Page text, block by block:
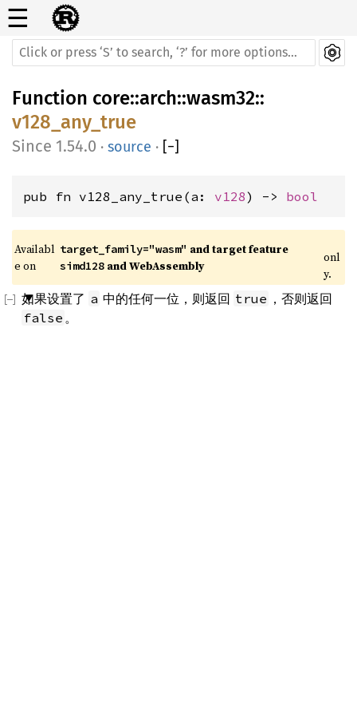
☰
Function core::arch::wasm32::
v128_any_true
1.54.0 · source · [−]
pub fn v128_any_true(a: v128) -> bool
Availabl
e on
target_family="wasm" and target feature
simd128 and WebAssembly
onl
y.
如果设置了 a 中的任何一位，则返回 true ，否则返回
false 。